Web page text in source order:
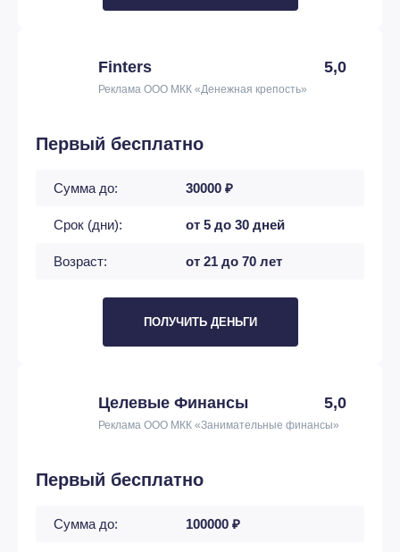
Finters 5,0
Реклама ООО МКК «Денежная крепость»
Первый бесплатно
Сумма до: 30000 ₽
Срок (дни): от 5 до 30 дней
Возраст: от 21 до 70 лет
ПОЛУЧИТЬ ДЕНЬГИ
Целевые Финансы 5,0
Реклама ООО МКК «Занимательные финансы»
Первый бесплатно
Сумма до: 100000 ₽